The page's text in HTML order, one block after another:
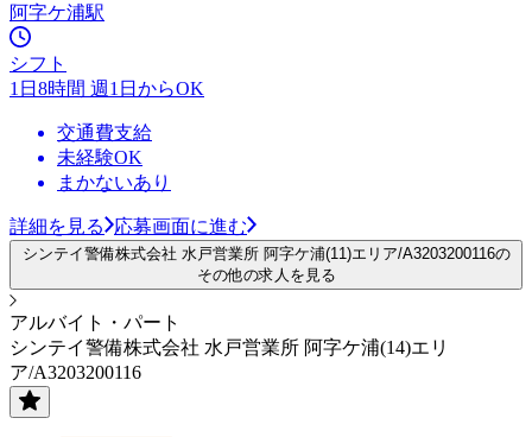
阿字ケ浦駅
シフト
1日8時間 週1日からOK
交通費支給
未経験OK
まかないあり
詳細を見る 応募画面に進む
シンテイ警備株式会社 水戸営業所 阿字ケ浦(11)エリア/A3203200116の
その他の求人を見る
アルバイト・パート
シンテイ警備株式会社 水戸営業所 阿字ケ浦(14)エリ
ア/A3203200116